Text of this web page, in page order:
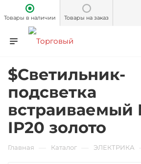
Товары в наличии Товары на заказ
$Светильник-
подсветка
встраиваемый
IP20 золото
Главная Каталог ЭЛЕКТРИКА